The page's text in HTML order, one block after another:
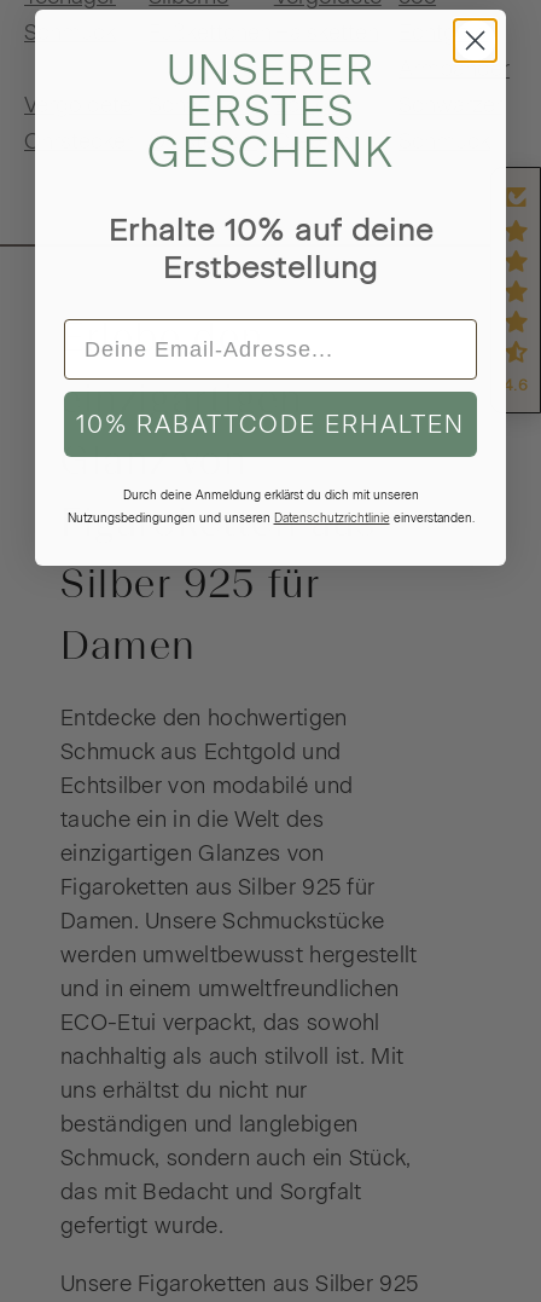
Schmuck
Echtgold
Armbänder
Vergoldete
Ohrstecker
Schwarze
Ohrstecker
Eckige
Creolen
Erlebe den
einzigartigen
Glanz von
Figaroketten aus
Silber 925 für
Damen
Entdecke den hochwertigen
Schmuck aus Echtgold und
Echtsilber von modabilé und
tauche ein in die Welt des
einzigartigen Glanzes von
Figaroketten aus Silber 925 für
Damen. Unsere Schmuckstücke
werden umweltbewusst hergestellt
und in einem umweltfreundlichen
ECO-Etui verpackt, das sowohl
nachhaltig als auch stilvoll ist. Mit
uns erhältst du nicht nur
beständigen und langlebigen
Schmuck, sondern auch ein Stück,
das mit Bedacht und Sorgfalt
gefertigt wurde.
Unsere Figaroketten aus Silber 925
4.6
UNSERER
ERSTES
GESCHENK
Erhalte 10% auf deine
Erstbestellung
10% RABATTCODE ERHALTEN
Durch deine Anmeldung erklärst du dich mit unseren
Nutzungsbedingungen und unseren Datenschutzrichtlinieeinverstanden.